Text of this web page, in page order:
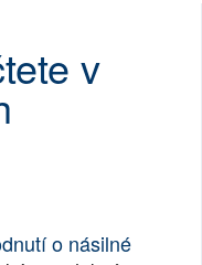
v
o násilné